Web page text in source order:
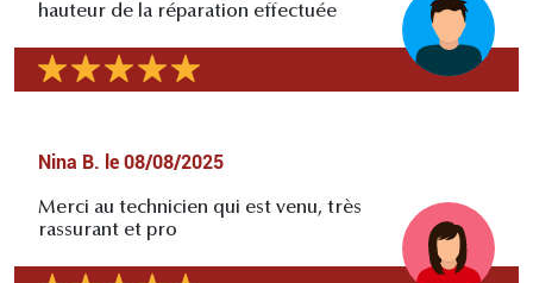
hauteur de la réparation effectuée
Nina B. le 08/08/2025
Merci au technicien qui est venu, très
rassurant et pro